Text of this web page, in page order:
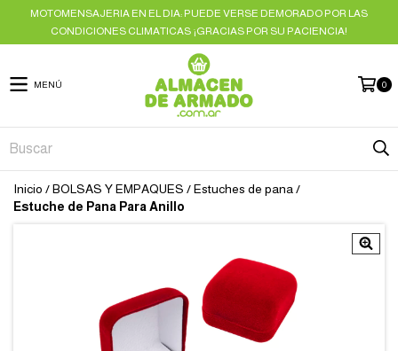
MOTOMENSAJERIA EN EL DIA: PUEDE VERSE DEMORADO POR LAS
CONDICIONES CLIMATICAS ¡GRACIAS POR SU PACIENCIA!
MENÚ 0
Inicio /BOLSAS Y EMPAQUES /Estuches de pana /
Estuche de Pana Para Anillo